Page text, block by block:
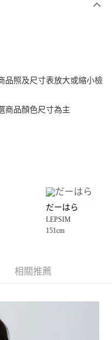
立即使用無須另外申請。
會自動跳轉到大哥付的交易
交易確認頁面所載為準。
核未通過，訂單將自動取
於每月結算日後寄送繳費提
將跳轉至「AFTEE先享後付」
品照及尺寸表放大或縮小檢
商品顏色尺寸為主
だーはら
LEPSIM
151cm
相關推薦